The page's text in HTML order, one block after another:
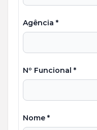
Agência *
Nº Funcional *
Nome *